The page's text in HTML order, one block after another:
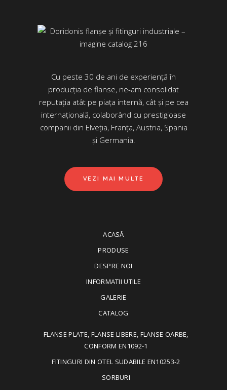
Cu peste 30 de ani de experiență în
producția de flanse, ne-am consolidat
reputația atât pe piața internă, cât și pe cea
internațională, colaborând cu prestigioase
companii din Elveția, Franța, Austria, Spania
și Germania.
VEZI MAI MULTE
ACASĂ
PRODUSE
DESPRE NOI
INFORMATII UTILE
GALERIE
CATALOG
FLANSE PLATE, FLANSE LIBERE, FLANSE OARBE,
CONFORM EN1092-1
FITINGURI DIN OTEL SUDABILE EN10253-2
SORBURI